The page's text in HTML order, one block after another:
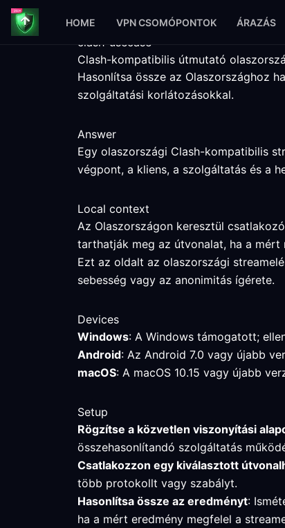
HOME VPN CSOMÓPONTOK ÁRAZÁS
clash-usecase
Clash-kompatibilis útmutató
Hasonlítsa össze az Olaszországhoz
szolgáltatási korlátozásokkal.
Answer
Egy olaszországi Clash-kompatibilis
végpont, a kliens, a szolgáltatás és a
Local context
Az Olaszországon keresztül
tarthatják meg az útvonalat, ha a mért
Ezt az oldalt az olaszországi
sebesség vagy az anonimitás ígérete.
Devices
Windows: A Windows támogatott;
Android: Az Android 7.0 vagy újabb
macOS: A macOS 10.15 vagy újabb
Setup
Rögzítse a közvetlen viszonyítási
összehasonlítandó szolgáltatás
Csatlakozzon egy kiválasztott
több protokollt vagy szabályt.
Hasonlítsa össze az eredményt:
ha a mért eredmény megfelel a